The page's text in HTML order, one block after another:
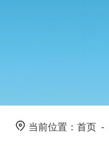
当前位置： 首页 -